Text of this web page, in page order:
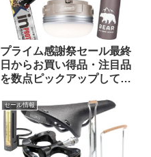
プライム感謝祭セール最終
日からお買い得品・注目品
を数点ピックアップしてみ
セール情報